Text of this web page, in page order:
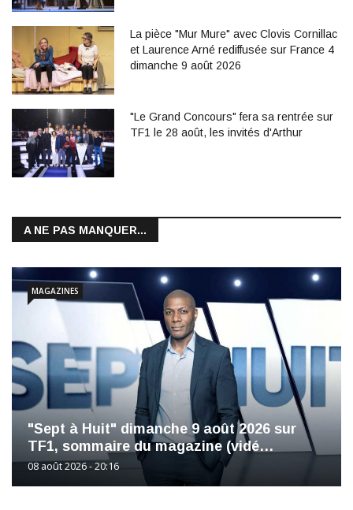
La pièce "Mur Mure" avec Clovis Cornillac
et Laurence Arné rediffusée sur France 4
dimanche 9 août 2026
"Le Grand Concours" fera sa rentrée sur
TF1 le 28 août, les invités d'Arthur
A NE PAS MANQUER...
"Sept à Huit" dimanche 9 août 2026 sur
TF1, sommaire du magazine (vidé…
08 août 2026 - 20:16
MAGAZINES